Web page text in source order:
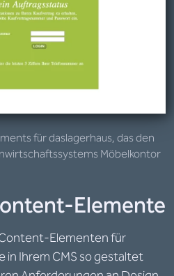
Elemente
Elementen für
in Ihrem CMS so gestaltet
für daslagerhaus, das den
Möbelkontor